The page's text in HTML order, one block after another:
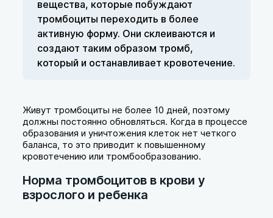
вещества, которые побуждают
тромбоциты переходить в более
активную форму. Они склеиваются и
создают таким образом тромб,
который и останавливает кровотечение.
Живут тромбоциты не более 10 дней, поэтому
должны постоянно обновляться. Когда в процессе
образования и уничтожения клеток нет четкого
баланса, то это приводит к повышенному
кровотечению или тромбообразованию.
Норма тромбоцитов в крови у
взрослого и ребенка